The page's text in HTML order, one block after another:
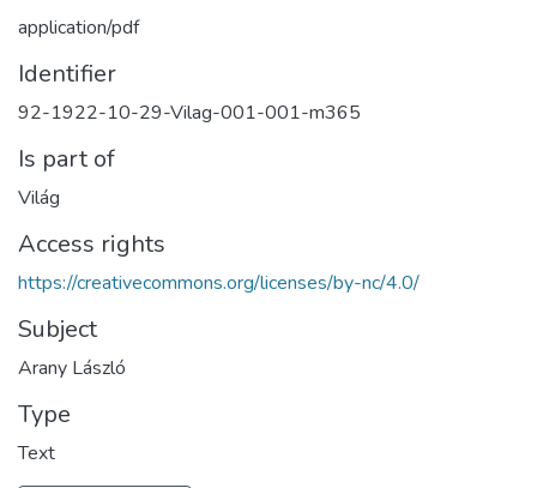
application/pdf
Identifier
92-1922-10-29-Vilag-001-001-m365
Is part of
Világ
Access rights
https://creativecommons.org/licenses/by-nc/4.0/
Subject
Arany László
Type
Text